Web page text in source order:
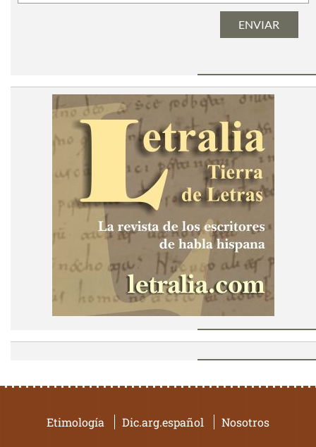
Etimología Dic.arg.español Nosotros